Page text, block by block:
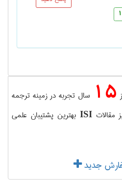
15 سال تجربه در زمینه ترجمه
مقالاتISI بهترین پشتیبان علمی
جدید